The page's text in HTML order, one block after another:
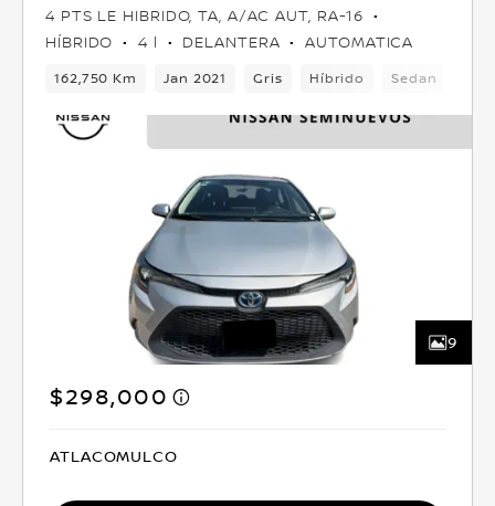
4 PTS LE HIBRIDO, TA, A/AC AUT, RA-16
HÍBRIDO
4 l DELANTERA AUTOMATICA
162,750 Km Jan 2021 Gris Híbrido Sedan
9
$298,000
ATLACOMULCO